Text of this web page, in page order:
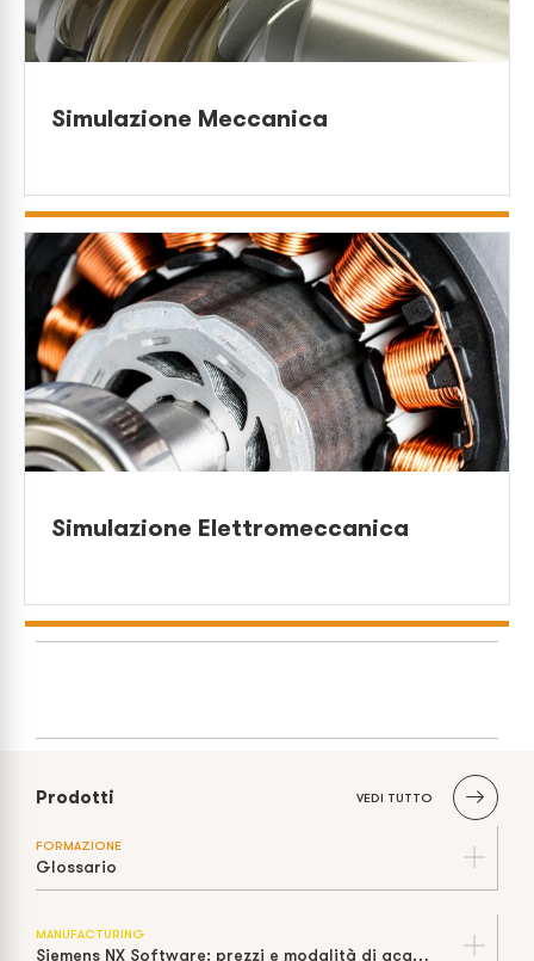
Simulazione Meccanica
Simulazione Elettromeccanica
Prodotti VEDI TUTTO
FORMAZIONE
Glossario
MANUFACTURING
Siemens NX Software: prezzi e modalità di acquisto